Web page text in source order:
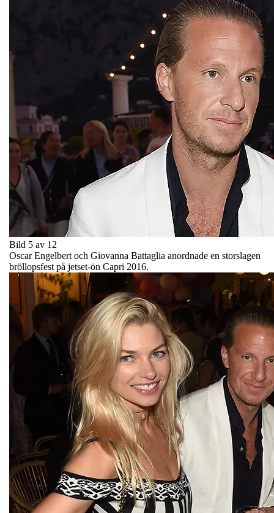
Bild 5 av 12
Oscar Engelbert och Giovanna Battaglia anordnade en storslagen
bröllopsfest på jetset-ön Capri 2016.